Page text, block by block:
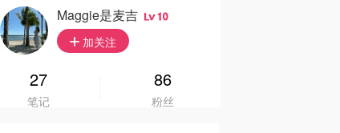
🇦🇺
Maggie是麦吉 10
加关注
27
笔记
86
粉丝